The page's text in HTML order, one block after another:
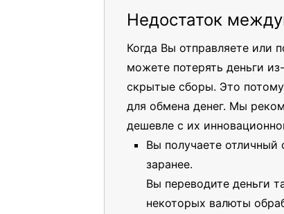
Недостаток
Когда Вы отправляете или
можете потерять деньги
скрытые сборы. Это
для обмена денег. Мы
дешевле с их
Вы получаете
заранее.
Вы переводите деньги
некоторых валюты